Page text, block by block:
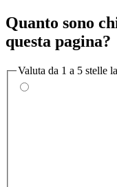
Quanto sono
questa pagina?
Valuta da 1 a 5 stelle